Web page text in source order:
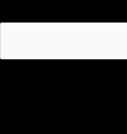
o
: